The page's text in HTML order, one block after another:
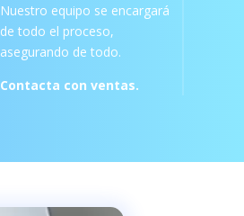
Nuestro equipo se encargará
de todo el proceso,
asegurando de todo.
Contacta con ventas.